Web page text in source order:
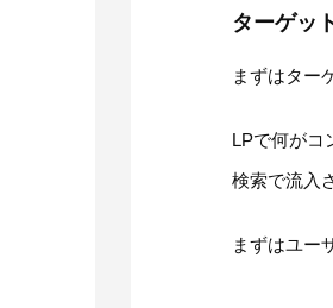
ターゲッ
まずはター
LPで何がコ
検索で流入
まずはユー